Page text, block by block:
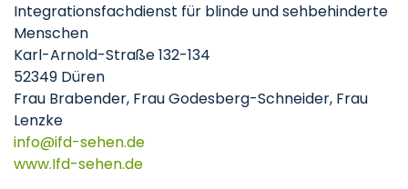
Integrationsfachdienst für blinde und sehbehinderte
Menschen
Karl-Arnold-Straße 132-134
52349 Düren
Frau Brabender, Frau Godesberg-Schneider, Frau
Lenzke
info
ifd-sehende
www.Ifd-sehen.de